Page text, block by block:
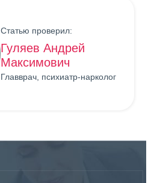
Статью проверил:
Гуляев Андрей
Максимович
Главврач, психиатр-нарколог